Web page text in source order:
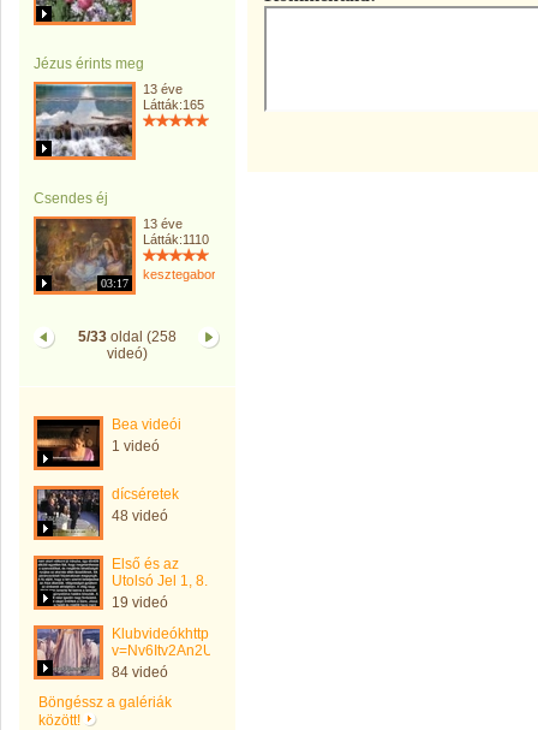
Jézus érints meg
13 éve
Látták:165
Csendes éj
03:17
13 éve
Látták:1110
kesztegaborne
5/33 oldal (258
videó)
Bea videói
1 videó
dícséretek
48 videó
Első és az
Utolsó Jel 1, 8.
19 videó
Klubvideókhttp://www.youtube.com/watch?
v=Nv6Itv2An2U
84 videó
Böngéssz a galériák
között!